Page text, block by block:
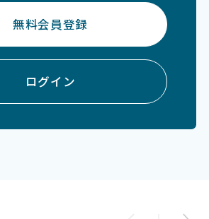
無料会員登録
ログイン